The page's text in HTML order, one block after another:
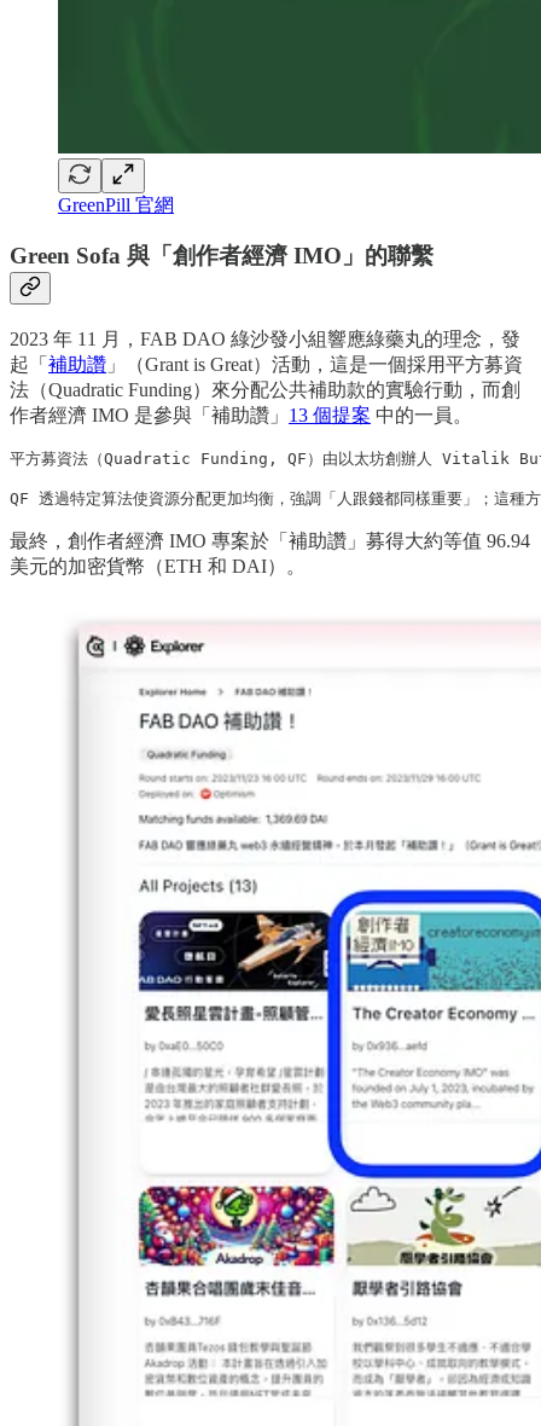
GreenPill 官網
Green Sofa 與「創作者經濟 IMO」的聯繫
2023 年 11 月，FAB DAO 綠沙發小組響應綠藥丸的理念，發
起「 補助讚 」（Grant is Great）活動，這是一個採用平方募資
法（Quadratic Funding）來分配公共補助款的實驗行動，而創
作者經濟 IMO 是參與「補助讚」 13 個提案 中的一員。
平方募資法（Quadratic Funding, QF）由以太坊創辦人 Vitalik
QF 透過特定算法使資源分配更加均衡，強調「人跟錢都同樣重要」；這種
最終，創作者經濟 IMO 專案於「補助讚」募得大約等值 96.94
美元的加密貨幣（ETH 和 DAI）。